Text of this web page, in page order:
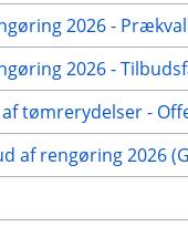
2026 -
2026 -
tømrerydelser -
af rengøring 2026